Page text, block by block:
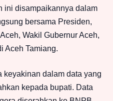
ini disampaikannya dalam
bersama Presiden,
Wakil Gubernur Aceh,
Aceh Tamiang.
keyakinan dalam data yang
kepada bupati. Data